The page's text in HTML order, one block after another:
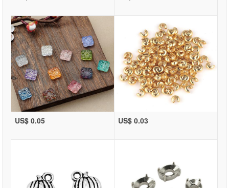
US$ 0.05 US$ 0.03